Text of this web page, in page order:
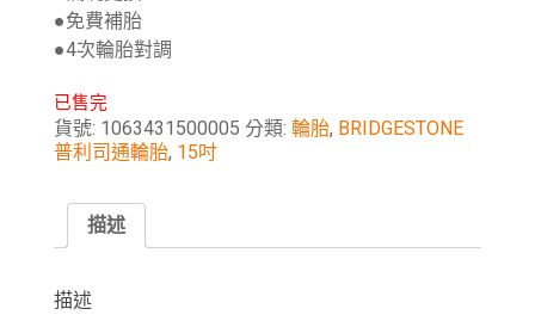
●免費補胎
●4次輪胎對調
已售完
貨號: 1063431500005 分類: 輪胎, BRIDGESTONE
普利司通輪胎, 15吋
描述
描述